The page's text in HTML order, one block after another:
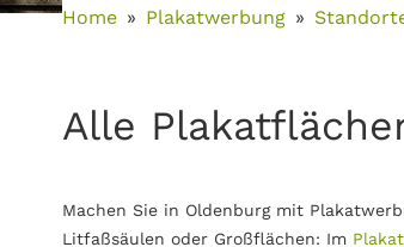
Home Plakatwerbung
Alle
Machen Sie in Oldenburg mit
Litfaßsäulen oder Großflächen: Im